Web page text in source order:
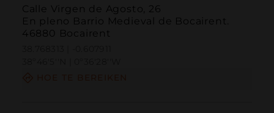
Calle Virgen de Agosto, 26
En pleno Barrio Medieval de Bocairent.
46880 Bocairent